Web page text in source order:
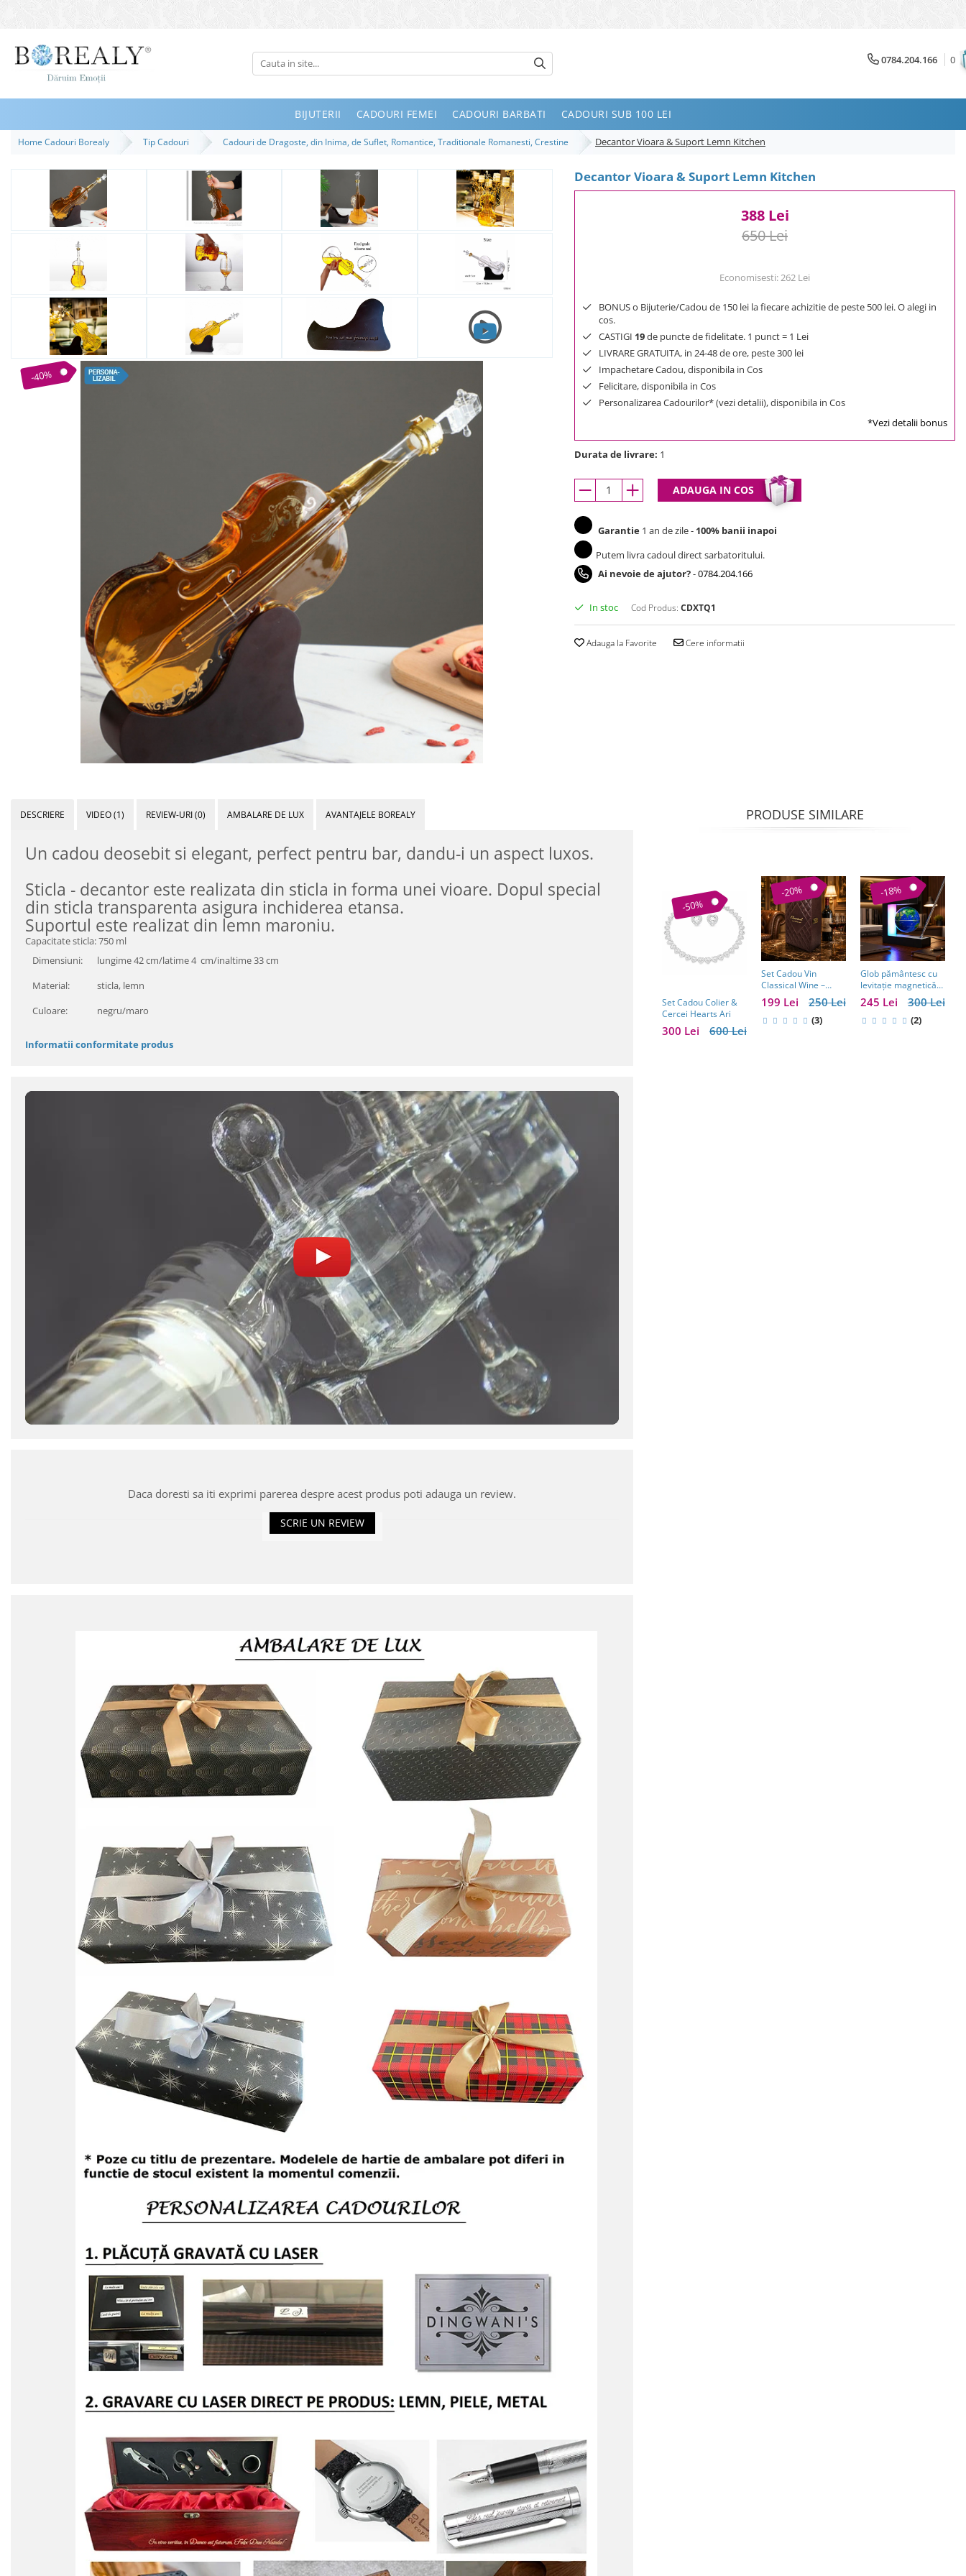
Bijuterii
Inele
Bratari
Bijuterii Femei
Bijuterii Copii
Bijuterii Mirese
Reduceri
Cele mai noi
500 Lei - 1000 Lei
0784.204.166 0
BIJUTERII CADOURI FEMEI CADOURI BARBATI CADOURI SUB 100 LEI
Home Cadouri Borealy Tip Cadouri Cadouri de Dragoste, din Inima, de Suflet, Romantice, Traditionale Romanesti, Crestine Decantor Vioara & Suport Lemn Kitchen
Decantor Vioara & Suport Lemn Kitchen
-40%
388 Lei
650 Lei
Economisesti:262 Lei
BONUS o Bijuterie/Cadou de 150 lei la fiecare achizitie de peste 500 lei. O alegi in
cos.
CASTIGI 19de puncte de fidelitate. 1 punct = 1 Lei
LIVRARE GRATUITA, in 24-48 de ore, peste 300 lei
Impachetare Cadou, disponibila in Cos
Felicitare, disponibila in Cos
Personalizarea Cadourilor* (vezi detalii), disponibila in Cos
*Vezi detalii bonus
Durata de livrare: 1
ADAUGA IN COS
Garantie 1 an de zile - 100% banii inapoi
Putem livra cadoul direct sarbatoritului.
Ai nevoie de ajutor?-0784.204.166
In stoc Cod Produs: CDXTQ1
Adauga la Favorite Cere informatii
DESCRIERE VIDEO(1) REVIEW-URI(0) AMBALARE DE LUX AVANTAJELE BOREALY
Un cadou deosebit si elegant, perfect pentru bar, dandu-i un aspect luxos.
Sticla - decantor este realizata din sticla in forma unei vioare. Dopul special
din sticla transparenta asigura inchiderea etansa.
Suportul este realizat din lemn maroniu.
Capacitate sticla: 750 ml
Dimensiuni:
lungime 42 cm/latime 4 cm/inaltime 33 cm
Material:
sticla, lemn
Culoare:
negru/maro
Informatii conformitate produs
Daca doresti sa iti exprimi parerea despre acest produs poti adauga un review.
SCRIE UN REVIEW
PRODUSE SIMILARE
-50%
Set Cadou Colier &
Cercei Hearts Ari
600 Lei
300 Lei
-20%
Set Cadou Vin
Classical Wine –
Casetă Elegantă cu
Accesorii pentru Vin
250 Lei
199 Lei
(3)
-18%
Glob pământesc cu
levitație magnetică
și pix – cadou
business pentru
bărbați pasionați de
300 Lei
245 Lei
(2)